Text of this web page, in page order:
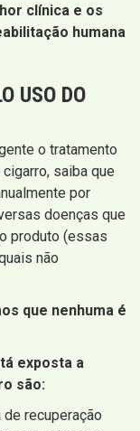
clínica e os
humana
USO DO
o tratamento
saiba que
por
doenças que
produto (essas
não
que nenhuma é
exposta a
são:
recuperação